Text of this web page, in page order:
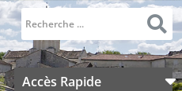
Accès Rapide